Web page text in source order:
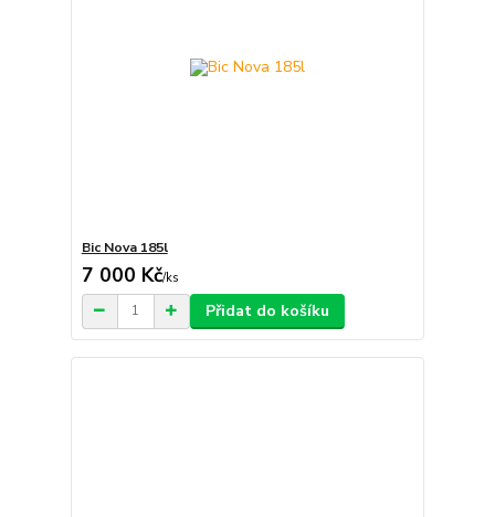
Bic Nova 185l
7 000 Kč/ks
Přidat do košíku